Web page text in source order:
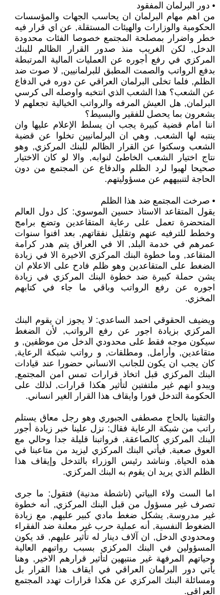
• دور البرلمان المفقود
من اهم مهام البرلمان ان يحاسب الجهات والمؤسسات
الحكومية والوزارات والهيئات المستقلة, عن اي قرار فيه
خطر واضرار بمصلحة المجتمع خصوصا الفئات محدودة
الدخل, لكن الغريب منذ صدور القرار الظالم للبنك
المركزي في رفع أجوره عن العمليات المالية المرتبطة
بدفع الرواتب والصمت المطبق للبرلمانيين, لا صوت ضد
الظلم, فلما تخلى البرلمان العراقي عن دوره في الدفاع
عن الشعب؟ هذا الشعب الذي انتخبه واوصله الى كرسي
البرلمان, هل العيش المرفه والرواتب الخيالية تجعلهم لا
يشعرون بما يحصل للفقير والبسيط؟
اننا امام قضية كبيرة يجب ان يسلط الإعلام عليها وان
ينتبه لها الشعب, وهي ان البرلمانيين تخلوا عن قضية
الشعب وسكتوا عن القرار الظالم للبنك المركزي, وهو
نتاج اختيار الشعب الخاطئ لنوابه, والا لو كان الاختيار
صحيحا لهبوا لرد الظلم والدفاع عن المجتمع من دون
الحاجة لتنبيههم عن مسؤوليتهم.
• صرخت المجتمع ضد هذا الظلم
يقول المتقاعد الاستاذ حسين الموسوي: كل دول العالم
المتحضرة تعمل على رعاية المتقاعدين وتضع برامج
وخطط للترفيه عنهم وتقليل نفقاتهم, بعد افنوا سنوات
عمرهم في خدمة البلد, الا في العراق يتم هدر كرامة
المتقاعد, وما خطوة البنك المركزي الاخيرة الا في زيادة
الضغط على المتقاعدين وهو ظلم فادح على الاعلام ان
يشن حملة كبيرة ضد خطوة البنك المركزي في زيادة
اجوره عن رفع الرواتب وباقي ما جاء في كتابهم
المخزي.
ويضيف الحقوقي احمد الساعدي: لا يجوز ان يقوم البنك
المركزي بزيادة اجور عن رفع الرواتب, لأن الضغط
سيكون موجه فقط على محدودي الدخل من موظفين, و
متقاعدين, وأرامل, ومطلقات, و رواتب شبكة الرعاية,
كان يجب ان يكون للجانب الانساني حضورا عند قيادات
البنك المركزي قبل اتخاذ قرارات تمس امن المجتمع,
ويبدو انهم غير ملتفتين لتأثير هكذا قرارات, لذلك على
الحكومة التدخل فورا وايقاف هذا القرار الغير انساني.
والتقينا بالحاج مصطفى الجبوري وهو رجل معاق يستلم
راتب من شبكة الرعاية فقال: نزل علينا خبر زيادة أجور
البنك المركزي كالصاعقة, فرواتبنا قليلة جدا وحالي مع
العوق صعبة, فيأتي البنك المركزي ليزيد من متاعبنا في
هذه الحياة, ونناشد رئيس الوزراء بالتدخل وإيقاف هذا
الظلم الذي يريد ان يقوم به البنك المركزي.
اما الست ولاء البياتي (ناشطة مدنية) فتقول: ما جرى
تصرف غير مسؤول من قبل البنك المركزي, أنه خطوة
غير مدروسة, يشكل ضغط مادي كبير عليهم, مع زيادة
الضغوط النفسية, أنه عملية حرب غير معلنة ضد الفقراء
ومحدودي الدخل, ان آلاف دينار له تأثير عليهم, قد يكون
المسؤولين في البنك المركزي بسبب رواتبهم العالية
وحياتهم المرفهة غير منتبهين لتأثير قرارهم الاخير, وهنا
يأتي دور البرلمان العراقي في ايقاف هذا القرار بل
ومسائلة البنك المركزي عن هكذا قرارات تهدد المجتمع
العراقي.